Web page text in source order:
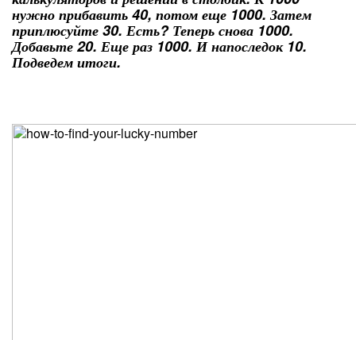
нужно прибавить 40, потом еще 1000. Затем
приплюсуйте 30. Есть? Теперь снова 1000.
Добавьте 20. Еще раз 1000. И напоследок 10.
Подведем итоги.